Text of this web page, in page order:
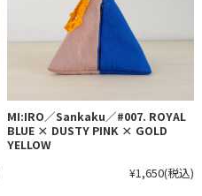
MI:IRO／Sankaku／#007. ROYAL
BLUE × DUSTY PINK × GOLD
YELLOW
¥1,650(税込)